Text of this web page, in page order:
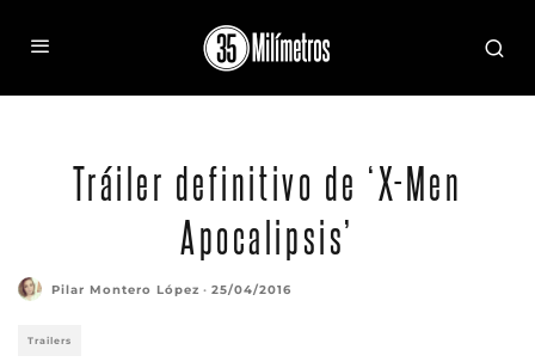
Tráiler definitivo de ‘X-Men
Apocalipsis’
Pilar Montero López · 25/04/2016
Trailers